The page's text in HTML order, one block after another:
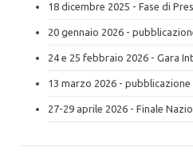
18 dicembre 2025 - Fase di
20 gennaio 2026 -
24 e 25 febbraio 2026 - Gara
13 marzo 2026 - pubblicazione
27-29 aprile 2026 - Finale